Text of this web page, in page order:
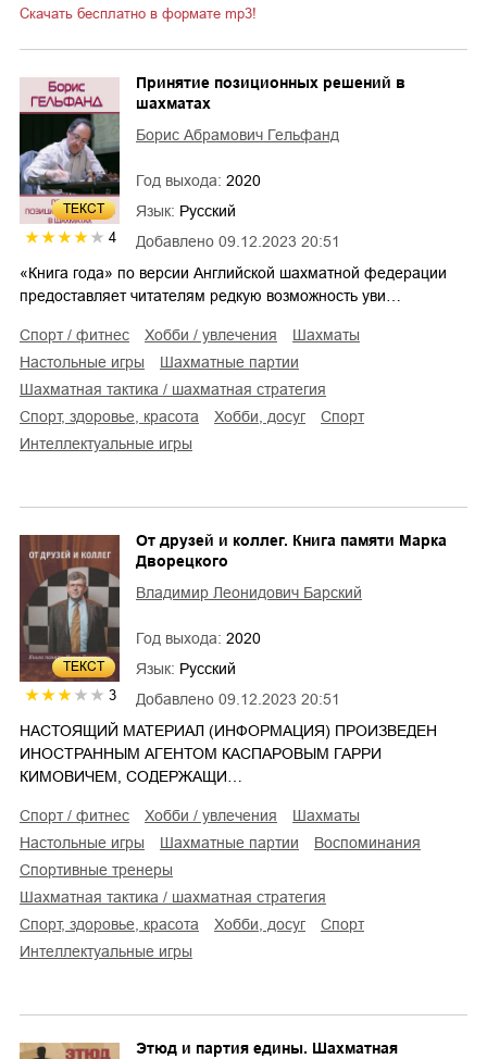
Скачать бесплатно в формате mp3!
ТЕКСТ
4 Добавлено 09.12.2023 20:51
Принятие позиционных решений в
шахматах
Борис Абрамович Гельфанд
Год выхода: 2020
Язык: Русский
«Книга года» по версии Английской шахматной федерации
предоставляет читателям редкую возможность уви…
спорт / фитнес хобби / увлечения
шахматы
настольные игры
шахматные партии
шахматная тактика / шахматная стратегия
спорт, здоровье, красота
хобби, досуг
спорт
интеллектуальные игры
ТЕКСТ
3 Добавлено 09.12.2023 20:51
От друзей и коллег. Книга памяти Марка
Дворецкого
Владимир Леонидович Барский
Год выхода: 2020
Язык: Русский
НАСТОЯЩИЙ МАТЕРИАЛ (ИНФОРМАЦИЯ) ПРОИЗВЕДЕН
ИНОСТРАННЫМ АГЕНТОМ КАСПАРОВЫМ ГАРРИ
КИМОВИЧЕМ, СОДЕРЖАЩИ…
спорт / фитнес хобби / увлечения
шахматы
настольные игры
шахматные партии
воспоминания
спортивные тренеры
шахматная тактика / шахматная стратегия
спорт, здоровье, красота
хобби, досуг
спорт
интеллектуальные игры
Этюд и партия едины. Шахматная